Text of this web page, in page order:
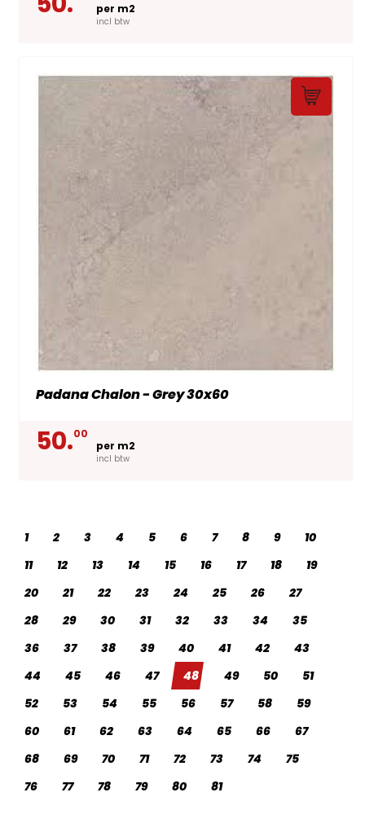
per m2
incl btw
Padana Chalon - Grey 30x60
50.00
per m2
incl btw
1 2 3 4 5 6 7 8 9
10
11
12 13 14 15 16 17 18
19
20
21 22 23 24 25 26
27
28
29 30 31 32 33 34
35
36
37 38 39 40 41 42
43
44
45 46 47 48 49 50
51
52
53 54 55 56 57 58
59
60
61 62 63 64 65 66
67
68
69 70 71 72 73 74
75
76
77 78 79 80 81